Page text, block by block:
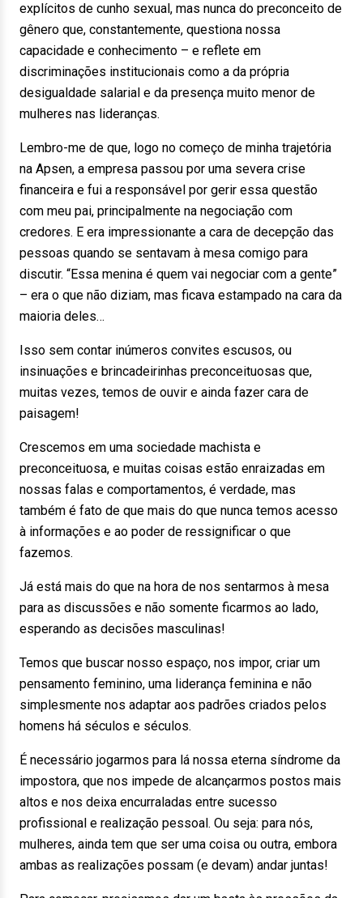
explícitos de cunho sexual, mas nunca do preconceito de
gênero que, constantemente, questiona nossa
capacidade e conhecimento – e reflete em
discriminações institucionais como a da própria
desigualdade salarial e da presença muito menor de
mulheres nas lideranças.
Lembro-me de que, logo no começo de minha trajetória
na Apsen, a empresa passou por uma severa crise
financeira e fui a responsável por gerir essa questão
com meu pai, principalmente na negociação com
credores. E era impressionante a cara de decepção das
pessoas quando se sentavam à mesa comigo para
discutir. “Essa menina é quem vai negociar com a gente”
– era o que não diziam, mas ficava estampado na cara da
maioria deles…
Isso sem contar inúmeros convites escusos, ou
insinuações e brincadeirinhas preconceituosas que,
muitas vezes, temos de ouvir e ainda fazer cara de
paisagem!
Crescemos em uma sociedade machista e
preconceituosa, e muitas coisas estão enraizadas em
nossas falas e comportamentos, é verdade, mas
também é fato de que mais do que nunca temos acesso
à informações e ao poder de ressignificar o que
fazemos.
Já está mais do que na hora de nos sentarmos à mesa
para as discussões e não somente ficarmos ao lado,
esperando as decisões masculinas!
Temos que buscar nosso espaço, nos impor, criar um
pensamento feminino, uma liderança feminina e não
simplesmente nos adaptar aos padrões criados pelos
homens há séculos e séculos.
É necessário jogarmos para lá nossa eterna síndrome da
impostora, que nos impede de alcançarmos postos mais
altos e nos deixa encurraladas entre sucesso
profissional e realização pessoal. Ou seja: para nós,
mulheres, ainda tem que ser uma coisa ou outra, embora
ambas as realizações possam (e devam) andar juntas!